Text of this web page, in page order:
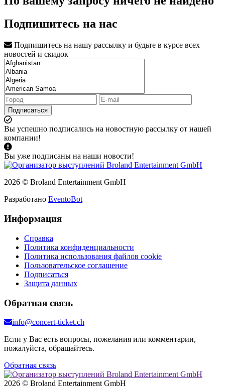
Подпишитесь на нас
Подпишитесь на нашу рассылку и будьте в курсе всех
новостей и скидок
Подписаться
Вы успешно подписались на новостную рассылку от нашей
компании!
Вы уже подписаны на наши новости!
2026 © Broland Entertainment GmbH
Разработано EventoBot
Информация
Справка
Политика конфиденциальности
Политика использования файлов cookie
Пользовательское соглашение
Подписаться
Защита данных
Обратная связь
info@concert-ticket.ch
Если у Вас есть вопросы, пожелания или комментарии,
пожалуйста, обращайтесь.
Обратная связь
2026 © Broland Entertainment GmbH